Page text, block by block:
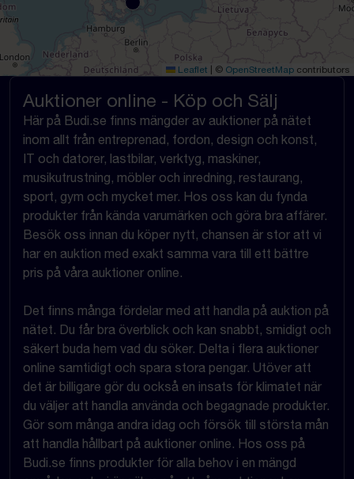
Leaflet | © OpenStreetMap contributors
Auktioner online - Köp och Sälj
Här på Budi.se finns mängder av auktioner på nätet
inom allt från entreprenad, fordon, design och konst,
IT och datorer, lastbilar, verktyg, maskiner,
musikutrustning, möbler och inredning, restaurang,
sport, gym och mycket mer. Hos oss kan du fynda
produkter från kända varumärken och göra bra affärer.
Besök oss innan du köper nytt, chansen är stor att vi
har en auktion med exakt samma vara till ett bättre
pris på våra auktioner online.
Det finns många fördelar med att handla på auktion på
nätet. Du får bra överblick och kan snabbt, smidigt och
säkert buda hem vad du söker. Delta i flera auktioner
online samtidigt och spara stora pengar. Utöver att
det är billigare gör du också en insats för klimatet när
du väljer att handla använda och begagnade produkter.
Gör som många andra idag och försök till största mån
att handla hållbart på auktioner online. Hos oss på
Budi.se finns produkter för alla behov i en mängd